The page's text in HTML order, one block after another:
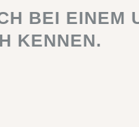
BEI EINEM
KENNEN.